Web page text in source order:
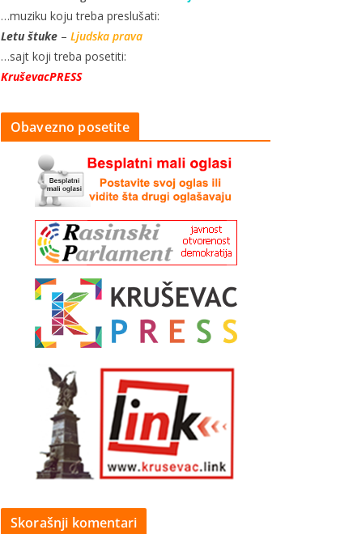
…muziku koju treba preslušati:
Letu štuke – Ljudska prava
…sajt koji treba posetiti:
KruševacPRESS
Obavezno posetite
Skorašnji komentari